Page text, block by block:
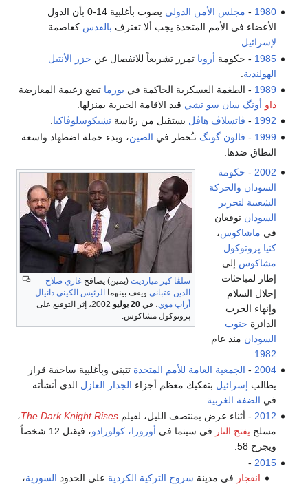
1980
- مجلس الأمن الدولي
يصوت بأغلبية 14-0 بأن الدول
الأعضاء في الأمم المتحدة يجب ألا تعترف بالقدس كعاصمة
لإسرائيل
1985 - حكومة أروبا تمرر تشريعاً للانفصال عن جزر الأنتيل
الهولندية
1989 - الطغمة العسكرية الحاكمة في بورما تضع زعيمة المعارضة
داو أونگ سان سو تشي قيد الاقامة الجبرية بمنزلها.
1992
- ڤاتسلاڤ هاڤل يستقيل من رئاسةتشيكوسلوڤاكيا.
1999
- فالون گونگ تـُحظر في الصين، وبدء حملة اضطهاد واسعة
النطاق ضدها.
سلڤا كير ميارديت (يمين) يصافح غازي صلاح
الدين عتباني ويقف بينهما الرئيس الكيني دانيال
أراپ موي، في 20 يوليو
2002، إثر التوفيع على
پروتوكول مشاكوس.
2002
- حكومة
السودان والحركة
الشعبية لتحرير
السودان توقعان
في ماشاكوس،
كنيا پروتوكول
مشاكوس إلى
إطار لمباحثات
إحلال السلام
وإنهاء الحرب
الدائرة جنوب
السودان منذ عام
1982
2004
- الجمعية العامة للأمم المتحدة تتبنى وبأغلبية ساحقة قرار
يطالب إسرائيل بتفكيك معظم أجزاء الجدار العازل الذي أنشأته
في الضفة الغربية
2012 - أثناء عرض بمنتصف الليل، لفيلمThe Dark Knight Rises،
مسلح يفتح النار في سينما في أورورا، كولورادو
، فيقتل 12 شخصاً
ويجرح 58.
2015
-
انفجار في مدينة سروج التركية الكردية على الحدود السورية،